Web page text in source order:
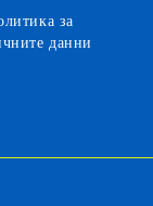
за
данни